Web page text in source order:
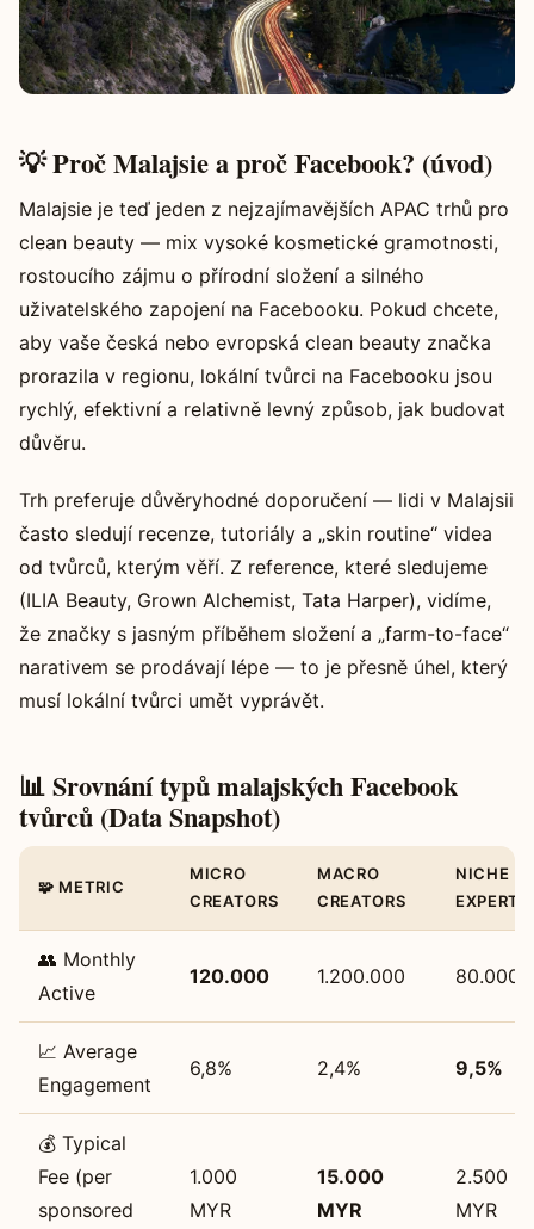
💡 Proč Malajsie a proč Facebook? (úvod)
Malajsie je teď jeden z nejzajímavějších APAC trhů pro
clean beauty — mix vysoké kosmetické gramotnosti,
rostoucího zájmu o přírodní složení a silného
uživatelského zapojení na Facebooku. Pokud chcete,
aby vaše česká nebo evropská clean beauty značka
prorazila v regionu, lokální tvůrci na Facebooku jsou
rychlý, efektivní a relativně levný způsob, jak budovat
důvěru.
Trh preferuje důvěryhodné doporučení — lidi v Malajsii
často sledují recenze, tutoriály a „skin routine“ videa
od tvůrců, kterým věří. Z reference, které sledujeme
(ILIA Beauty, Grown Alchemist, Tata Harper), vidíme,
že značky s jasným příběhem složení a „farm-to-face“
narativem se prodávají lépe — to je přesně úhel, který
musí lokální tvůrci umět vyprávět.
📊 Srovnání typů malajských Facebook
tvůrců (Data Snapshot)
🧩 METRIC
MICRO
CREATORS
MACRO
CREATORS
NICHE
EXPERTS
👥 Monthly
Active
120.000 1.200.000 80.000
📈 Average
Engagement
6,8% 2,4% 9,5%
💰 Typical
Fee (per
sponsored
1.000
MYR
15.000
MYR
2.500
MYR